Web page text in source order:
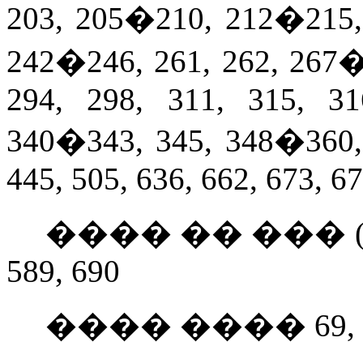
203, 205�210,
242�246, 261, 262,
294, 298, 311, 315,
340�343, 345,
445, 505, 636, 662, 673,
���� �� ���
589, 690
���� ���� 69,